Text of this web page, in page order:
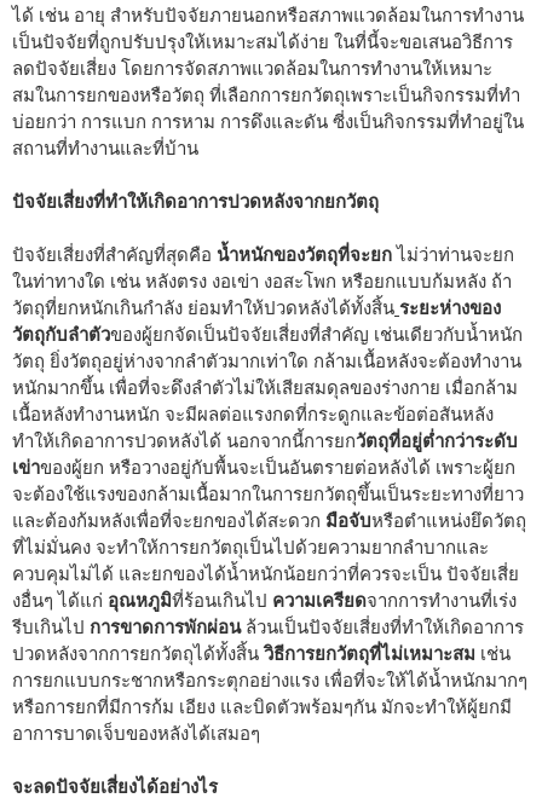
ได้ เช่น อายุ สำหรับปัจจัยภายนอกหรือสภาพแวดล้อมในการทำงาน
เป็นปัจจัยที่ถูกปรับปรุงให้เหมาะสมได้ง่าย ในที่นี้จะขอเสนอวิธีการ
ลดปัจจัยเสี่ยง โดยการจัดสภาพแวดล้อมในการทำงานให้เหมาะ
สมในการยกของหรือวัตถุ ที่เลือกการยกวัตถุเพราะเป็นกิจกรรมที่ทำ
บ่อยกว่า การแบก การหาม การดึงและดัน ซี่งเป็นกิจกรรมที่ทำอยู่ใน
สถานที่ทำงานและที่บ้าน
ปัจจัยเสี่ยงที่ทำให้เกิดอาการปวดหลังจากยกวัตถุ
ปัจจัยเสี่ยงที่สำคัญที่สุดคือ น้ำหนักของวัตถุที่จะยกไม่ว่าท่านจะยก
ในท่าทางใด เช่น หลังตรง งอเข่า งอสะโพก หรือยกแบบก้มหลัง ถ้า
วัตถุที่ยกหนักเกินกำลัง ย่อมทำให้ปวดหลังได้ทั้งสิ้น ระยะห่างของ
วัตถุกับลำตัวของผู้ยกจัดเป็นปัจจัยเสี่ยงที่สำคัญ เช่นเดียวกับน้ำหนัก
วัตถุ ยิ่งวัตถุอยู่ห่างจากลำตัวมากเท่าใด กล้ามเนื้อหลังจะต้องทำงาน
หนักมากขึ้น เพื่อที่จะดึงลำตัวไม่ให้เสียสมดุลของร่างกาย เมื่อกล้าม
เนื้อหลังทำงานหนัก จะมีผลต่อแรงกดที่กระดูกและข้อต่อสันหลัง
ทำให้เกิดอาการปวดหลังได้ นอกจากนี้การยกวัตถุที่อยู่ต่ำกว่าระดับ
เข่าของผู้ยก หรือวางอยู่กับพื้นจะเป็นอันตรายต่อหลังได้ เพราะผู้ยก
จะต้องใช้แรงของกล้ามเนื้อมากในการยกวัตถุขึ้นเป็นระยะทางที่ยาว
และต้องก้มหลังเพื่อที่จะยกของได้สะดวก มือจับหรือตำแหน่งยึดวัตถุ
ที่ไม่มั่นคง จะทำให้การยกวัตถุเป็นไปด้วยความยากลำบากและ
ควบคุมไม่ได้ และยกของได้น้ำหนักน้อยกว่าที่ควรจะเป็น ปัจจัยเสี่ย
งอื่นๆ ได้แก่ อุณหภูมิที่ร้อนเกินไป ความเครียดจากการทำงานที่เร่ง
รีบเกินไป การขาดการพักผ่อน ล้วนเป็นปัจจัยเสี่ยงที่ทำให้เกิดอาการ
ปวดหลังจากการยกวัตถุได้ทั้งสิ้นวิธีการยกวัตถุที่ไม่เหมาะสม เช่น
การยกแบบกระชากหรือกระตุกอย่างแรง เพื่อที่จะให้ได้น้ำหนักมากๆ
หรือการยกที่มีการก้ม เอียง และบิดตัวพร้อมๆกัน มักจะทำให้ผู้ยกมี
อาการบาดเจ็บของหลังได้เสมอๆ
จะลดปัจจัยเสี่ยงได้อย่างไร